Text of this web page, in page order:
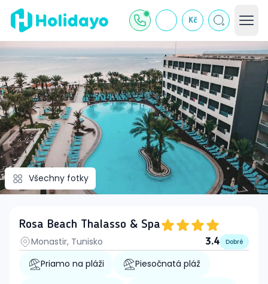
Kč
Všechny fotky
Rosa Beach Thalasso & Spa
Monastir, Tunisko
3.4 Dobré
Priamo na pláži Piesočnatá pláž